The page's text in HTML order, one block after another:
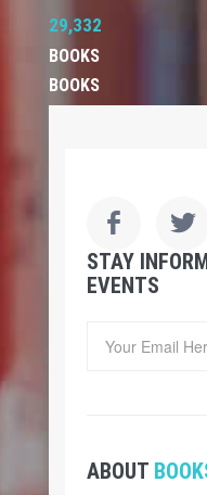
29,332
BOOKS
BOOKS
STAY
EVENTS
ABOUT